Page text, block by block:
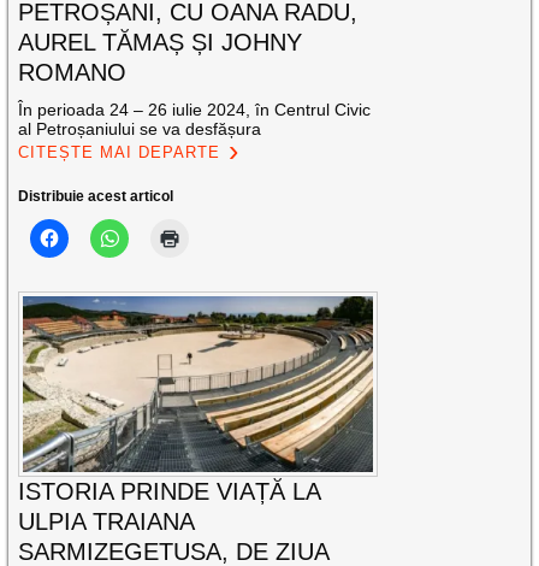
PETROȘANI, CU OANA RADU,
AUREL TĂMAȘ ȘI JOHNY
ROMANO
În perioada 24 – 26 iulie 2024, în Centrul Civic
al Petroșaniului se va desfășura
CITEȘTE MAI DEPARTE
Distribuie acest articol
ISTORIA PRINDE VIAȚĂ LA
ULPIA TRAIANA
SARMIZEGETUSA, DE ZIUA